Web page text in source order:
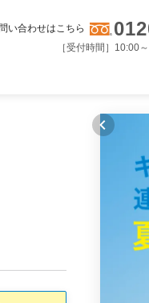
い合わせはこちら
［受付時間］10:00